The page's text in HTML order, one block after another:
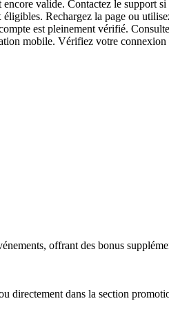
valide. Contactez le support si
Rechargez la page ou
est pleinement vérifié.
mobile. Vérifiez votre connexion
offrant des bonus
directement dans la section